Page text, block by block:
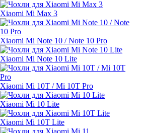
Xiaomi Mi Max 3
Xiaomi Mi Note 10 / Note 10 Pro
Xiaomi Mi Note 10 Lite
Xiaomi Mi 10T / Mi 10T Pro
Xiaomi Mi 10 Lite
Xiaomi Mi 10T Lite